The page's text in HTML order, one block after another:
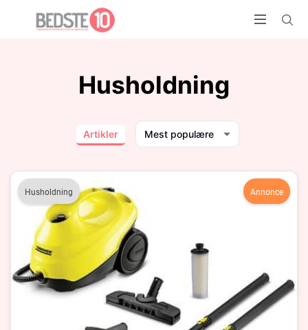
Husholdning
Artikler Mest populære
Husholdning Annonce